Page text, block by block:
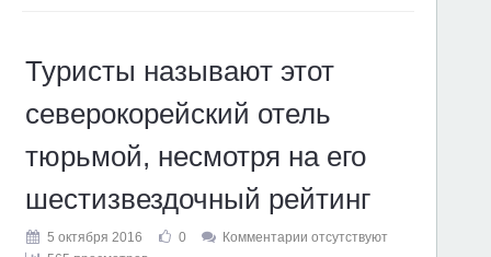
Туристы называют этот
северокорейский отель
тюрьмой, несмотря на его
шестизвездочный рейтинг
5 октября 2016 0
Комментарии отсутствуют